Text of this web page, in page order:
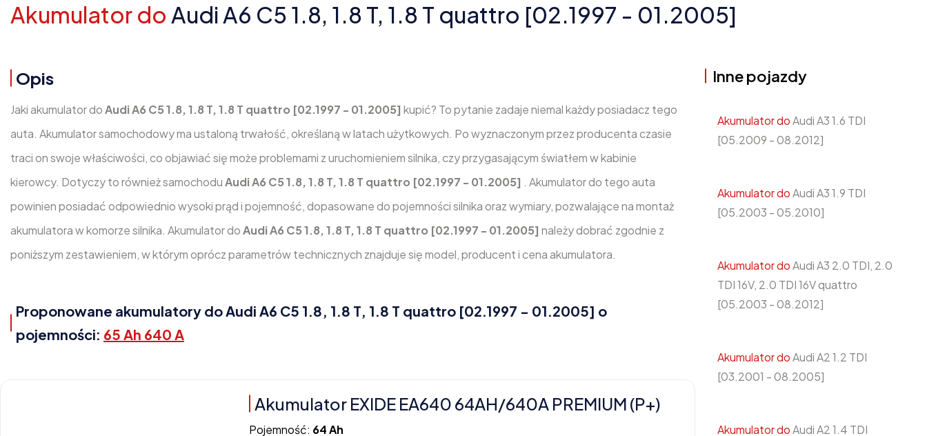
Akumulator do Audi A6 C5 1.8, 1.8 T, 1.8 T quattro [02.1997 - 01.2005]
Opis
Jaki akumulator doAudi A6 C5 1.8, 1.8 T, 1.8 T quattro [02.1997 - 01.2005] kupić? To pytanie zadaje niemal każdy posiadacz tego
auta. Akumulator samochodowy ma ustaloną trwałość, określaną w latach użytkowych. Po wyznaczonym przez producenta czasie
traci on swoje właściwości, co objawiać się może problemami z uruchomieniem silnika, czy przygasającym światłem w kabinie
kierowcy. Dotyczy to również samochoduAudi A6 C5 1.8, 1.8 T, 1.8 T quattro [02.1997 - 01.2005] . Akumulator do tego auta
powinien posiadać odpowiednio wysoki prąd i pojemność, dopasowane do pojemności silnika oraz wymiary, pozwalające na montaż
akumulatora w komorze silnika. Akumulator doAudi A6 C5 1.8, 1.8 T, 1.8 T quattro [02.1997 - 01.2005] należy dobrać zgodnie z
poniższym zestawieniem, w którym oprócz parametrów technicznych znajduje się model, producent i cena akumulatora.
Proponowane akumulatory do Audi A6 C5 1.8, 1.8 T, 1.8 T quattro [02.1997 - 01.2005] o
pojemności: 65 Ah 640 A
Akumulator EXIDE EA640 64AH/640A PREMIUM (P+)
Pojemność: 64 Ah
Inne pojazdy
Akumulator doAudi A3 1.6 TDI
[05.2009 - 08.2012]
Akumulator doAudi A3 1.9 TDI
[05.2003 - 05.2010]
Akumulator doAudi A3 2.0 TDI, 2.0
TDI 16V, 2.0 TDI 16V quattro
[05.2003 - 08.2012]
Akumulator doAudi A2 1.2 TDI
[03.2001 - 08.2005]
Akumulator doAudi A2 1.4 TDI